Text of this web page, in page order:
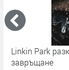
Linkin Park
завръщане